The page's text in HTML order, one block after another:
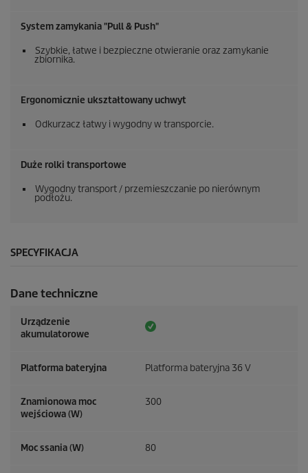
System zamykania "Pull & Push"
Szybkie, łatwe i bezpieczne otwieranie oraz zamykanie
zbiornika.
Ergonomicznie ukształtowany uchwyt
Odkurzacz łatwy i wygodny w transporcie.
Duże rolki transportowe
Wygodny transport / przemieszczanie po nierównym
podłożu.
SPECYFIKACJA
Dane techniczne
Urządzenie
akumulatorowe
Platforma bateryjna Platforma bateryjna 36 V
Znamionowa moc
wejściowa (W)
300
Moc ssania (W) 80